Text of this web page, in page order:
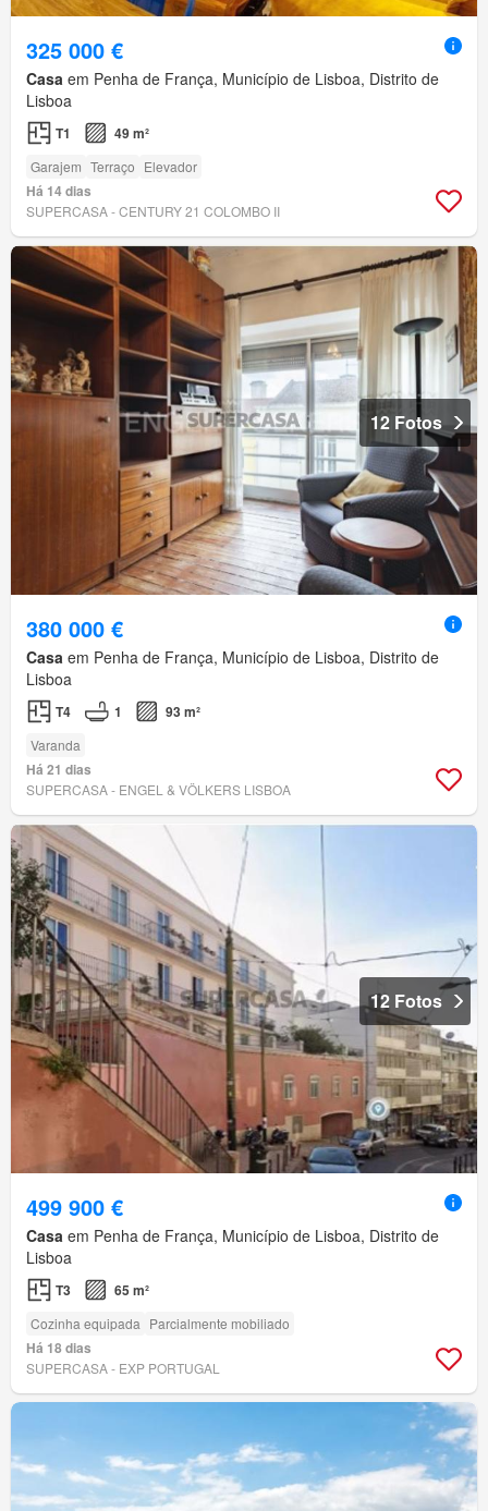
325 000 €
Casa em Penha de França, Município de Lisboa, Distrito de
Lisboa
T1 49 m²
Garajem Terraço Elevador
Há 14 dias
SUPERCASA - CENTURY 21 COLOMBO II
12 Fotos
380 000 €
Casa em Penha de França, Município de Lisboa, Distrito de
Lisboa
T4 1 93 m²
Varanda
Há 21 dias
SUPERCASA - ENGEL & VÖLKERS LISBOA
12 Fotos
499 900 €
Casa em Penha de França, Município de Lisboa, Distrito de
Lisboa
T3 65 m²
Cozinha equipada Parcialmente mobiliado
Há 18 dias
SUPERCASA - EXP PORTUGAL